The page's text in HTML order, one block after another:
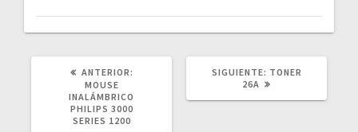
ANTERIOR:
MOUSE
INALÁMBRICO
PHILIPS 3000
SERIES 1200
SIGUIENTE: SIGUIENTE
POST:
TONER
26A